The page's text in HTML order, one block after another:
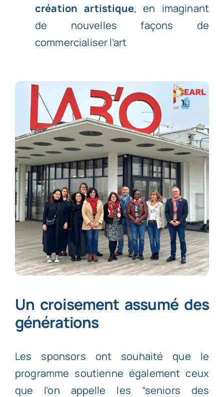
création artistique, en imaginant
de nouvelles façons de
commercialiser l’art
Un croisement assumé des
générations
Les sponsors ont souhaité que le
programme soutienne également ceux
que l’on appelle les “seniors des